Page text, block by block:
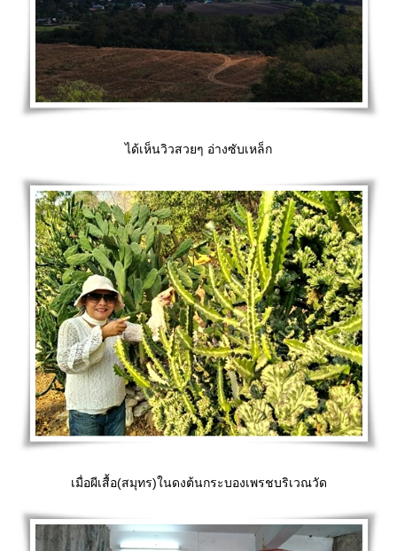
ได้เห็นวิวสวยๆ อ่างซับเหล็ก
เมื่อผีเสื้อ(สมุทร)ในดงต้นกระบองเพรชบริเวณวัด